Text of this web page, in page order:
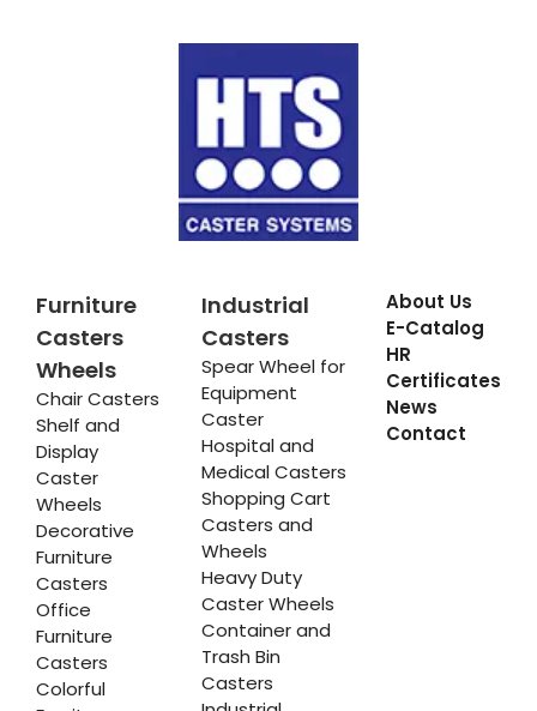
Furniture
Casters
Wheels
Chair Casters
Shelf and
Display
Caster
Wheels
Decorative
Furniture
Casters
Office
Furniture
Casters
Colorful
Industrial
Casters
Spear Wheel for
Equipment
Caster
Hospital and
Medical Casters
Shopping Cart
Casters and
Wheels
Heavy Duty
Caster Wheels
Container and
Trash Bin
Casters
About Us
E-Catalog
HR
Certificates
News
Contact